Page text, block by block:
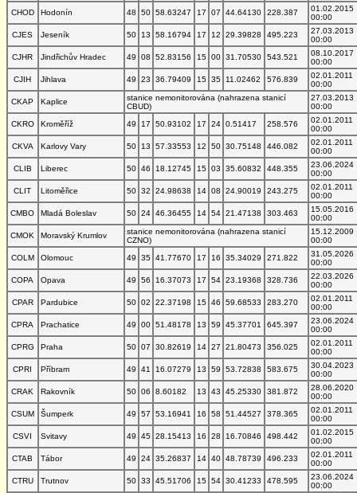
CHOD
Hodonín 48 50 58.63247 17 07 44.64130 228.387
01.02.2015
00:00
CJES
Jeseník 50 13 58.16794 17 12 29.39828 495.223
27.03.2013
00:00
CJHR
Jindřichův Hradec 49 08 52.83156 15 00 31.70530 543.521
08.10.2017
00:00
CJIH
Jihlava 49 23 36.79409 15 35 11.02462 576.839
02.01.2011
00:00
CKAP
Kaplice
stanice nemonitorována (nahrazena stanicí
CBUD)
27.03.2013
00:00
CKRO
Kroměříž 49 17 50.93102 17 24 0.51417 258.576
02.01.2011
00:00
CKVA
Karlovy Vary 50 13 57.33553 12 50 30.75148 446.082
02.01.2011
00:00
CLIB
Liberec 50 46 18.12745 15 03 35.60832 448.355
23.06.2024
00:00
CLIT
Litoměřice 50 32 24.98638 14 08 24.90019 243.275
02.01.2011
00:00
CMBO
Mladá Boleslav 50 24 46.36455 14 54 21.47138 303.463
15.05.2016
00:00
CMOK
Moravský Krumlov
stanice nemonitorována (nahrazena stanicí
CZNO)
15.12.2009
00:00
COLM
Olomouc 49 35 41.77670 17 16 35.34029 271.822
31.05.2026
00:00
COPA
Opava 49 56 16.37073 17 54 23.19368 328.736
22.03.2026
00:00
CPAR
Pardubice 50 02 22.37198 15 46 59.68533 283.270
02.01.2011
00:00
CPRA
Prachatice 49 00 51.48178 13 59 45.37701 645.397
23.06.2024
00:00
CPRG
Praha 50 07 30.82619 14 27 21.80473 356.025
02.01.2011
00:00
CPRI
Příbram 49 41 16.07279 13 59 53.72838 583.675
30.04.2023
00:00
CRAK
Rakovník 50 06 8.60182 13 43 45.25330 381.872
28.06.2020
00:00
CSUM
Šumperk 49 57 53.16941 16 58 51.44527 378.365
02.01.2011
00:00
CSVI
Svitavy 49 45 28.15413 16 28 16.70846 498.442
01.02.2015
00:00
CTAB
Tábor 49 24 35.26837 14 40 48.78739 496.233
02.01.2011
00:00
CTRU
Trutnov 50 33 45.51706 15 54 30.41233 478.595
23.06.2024
00:00